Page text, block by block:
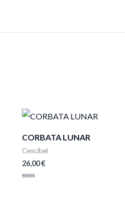
CORBATA LUNAR
Cencibel
26,00€